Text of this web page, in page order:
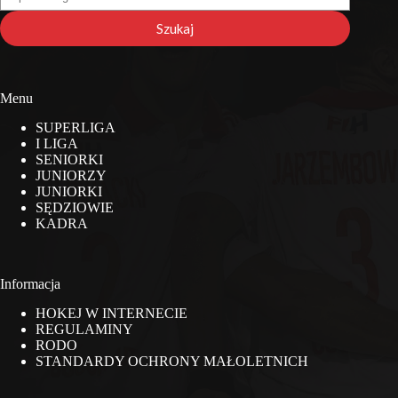
na
stronie
Szukaj
Menu
SUPERLIGA
I LIGA
SENIORKI
JUNIORZY
JUNIORKI
SĘDZIOWIE
KADRA
Informacja
HOKEJ W INTERNECIE
REGULAMINY
RODO
STANDARDY OCHRONY MAŁOLETNICH